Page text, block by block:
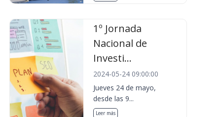
1º Jornada
Nacional de
Investi...
2024-05-24 09:00:00
Jueves 24 de mayo,
desde las 9...
Leer más